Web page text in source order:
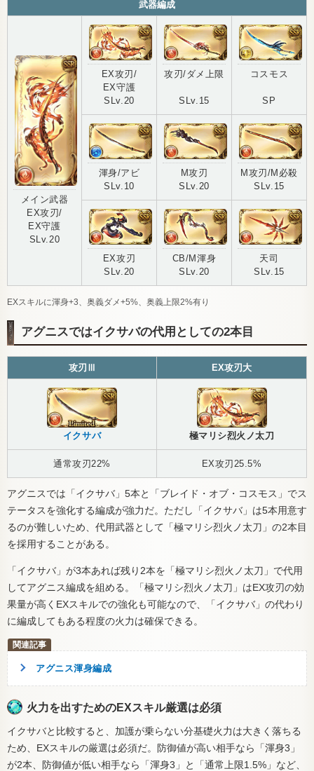
武器編成
メイン武器
EX攻刃/
EX守護
SLv.20
EX攻刃/
EX守護
SLv.20
攻刃/ダメ上限
SLv.15
コスモス
SP
渾身/アビ
SLv.10
M攻刃
SLv.20
M攻刃/M必殺
SLv.15
EX攻刃
SLv.20
CB/M渾身
SLv.20
天司
SLv.15
EXスキルに渾身+3、奥義ダメ+5%、奥義上限2%有り
アグニスではイクサバの代用としての2本目
攻刃Ⅲ EX攻刃大
イクサバ 極マリシ烈火ノ太刀
通常攻刃22% EX攻刃25.5%
アグニスでは「イクサバ」5本と「ブレイド・オブ・コスモス」でス
テータスを強化する編成が強力だ。ただし「イクサバ」は5本用意す
るのが難しいため、代用武器として「極マリシ烈火ノ太刀」の2本目
を採用することがある。
「イクサバ」が3本あれば残り2本を「極マリシ烈火ノ太刀」で代用
してアグニス編成を組める。「極マリシ烈火ノ太刀」はEX攻刃の効
果量が高くEXスキルでの強化も可能なので、「イクサバ」の代わり
に編成してもある程度の火力は確保できる。
アグニス渾身編成
火力を出すためのEXスキル厳選は必須
イクサバと比較すると、加護が乗らない分基礎火力は大きく落ちる
ため、EXスキルの厳選は必須だ。防御値が高い相手なら「渾身3」
が2本、防御値が低い相手なら「渾身3」と「通常上限1.5%」など、